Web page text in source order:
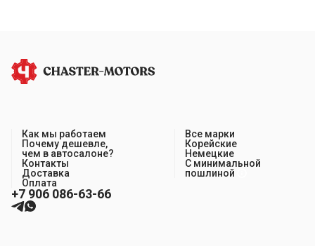
Как мы работаем
Почему дешевле,
чем в автосалоне?
Контакты
Доставка
Оплата
Все марки
Корейские
Немецкие
С минимальной
пошлиной
+7 906 086-63-66